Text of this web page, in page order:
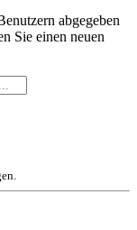
abgegeben
Sie einen neuen